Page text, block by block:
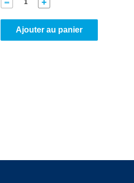
Ajouter au panier